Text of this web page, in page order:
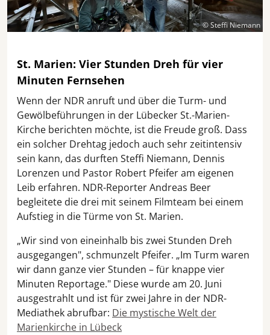
© Steffi Niemann
St. Marien: Vier Stunden Dreh für vier
Minuten Fernsehen
Wenn der NDR anruft und über die Turm- und
Gewölbeführungen in der Lübecker St.-Marien-
Kirche berichten möchte, ist die Freude groß. Dass
ein solcher Drehtag jedoch auch sehr zeitintensiv
sein kann, das durften Steffi Niemann, Dennis
Lorenzen und Pastor Robert Pfeifer am eigenen
Leib erfahren. NDR-Reporter Andreas Beer
begleitete die drei mit seinem Filmteam bei einem
Aufstieg in die Türme von St. Marien.
„Wir sind von eineinhalb bis zwei Stunden Dreh
ausgegangen", schmunzelt Pfeifer. „Im Turm waren
wir dann ganze vier Stunden – für knappe vier
Minuten Reportage." Diese wurde am 20. Juni
ausgestrahlt und ist für zwei Jahre in der NDR-
Mediathek abrufbar: Die mystische Welt der
Marienkirche in Lübeck